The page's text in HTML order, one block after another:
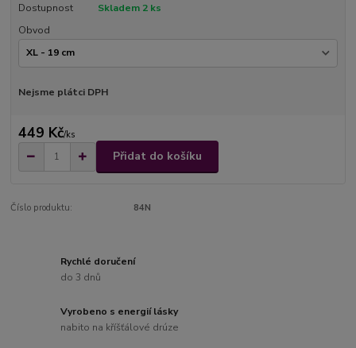
Dostupnost
Skladem 2 ks
Obvod
Nejsme plátci DPH
449 Kč/ks
Přidat do košíku
Číslo produktu: 84N
Rychlé doručení
do 3 dnů
Vyrobeno s energií lásky
nabito na kříšťálové drúze